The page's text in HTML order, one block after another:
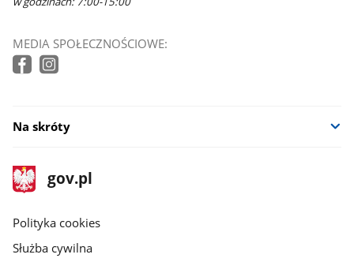
MEDIA SPOŁECZNOŚCIOWE:
Na skróty
stopka
gov.pl
Strona
gov.pl
gov.pl
Polityka cookies
Służba cywilna